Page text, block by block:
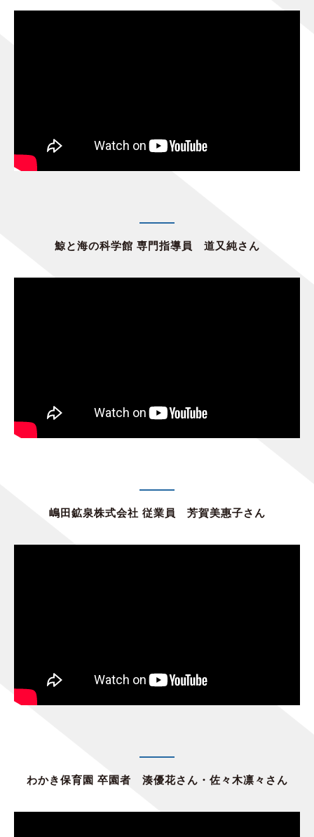
鯨と海の科学館 専門指導員 道又純さん
嶋田鉱泉株式会社 従業員 芳賀美惠子さん
わかき保育園 卒園者 湊優花さん・佐々木凛々さん